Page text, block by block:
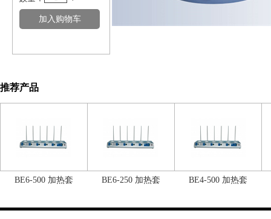
推荐产品
BE6-500 加热套 BE6-250 加热套 BE4-500 加热套